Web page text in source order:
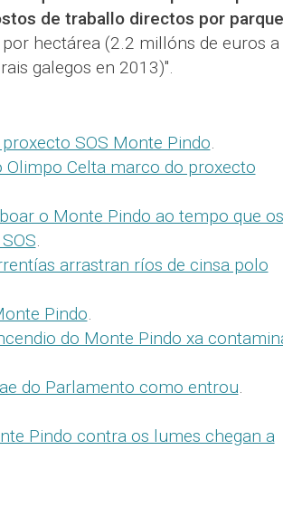
de traballo directos por parque
hectárea (2.2 millóns de euros a
galegos en 2013)".
SOS Monte Pindo.
Olimpo Celta marco do proxecto
o Monte Pindo ao tempo que os
.
arrastran ríos de cinsa polo
Pindo.
do Monte Pindo xa
do Parlamento como entrou.
Pindo contra os lumes chegan a